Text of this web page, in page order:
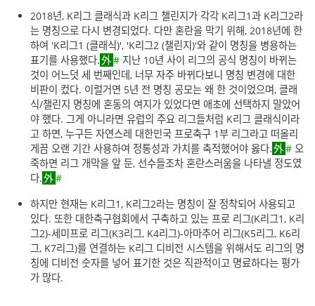
2018년, K리그 클래식과 K리그 챌린지가 각각 K리그1과 K리그2라
는 명칭으로 다시 변경되었다. 다만 혼란을 막기 위해, 2018년에 한
하여 'K리그1 (클래식)', 'K리그2 (챌린지)'와 같이 명칭을 병용하는
표기를 사용했다.
#지난 10년 사이 리그의 공식 명칭이 바뀌는
것이 어느덧 세 번째인데, 너무 자주 바뀌다보니 명칭 변경에 대한
비판이 컸다. 이럴거면 5년 전 명칭 공모는 왜 한 것이었으며, 클래
식/챌린지 명칭에 혼동의 여지가 있었다면 애초에 선택하지 말았어
야 했다. 그게 아니라면 유럽의 주요 리그들처럼 K리그 클래식이라
고 하면, 누구든 자연스레 대한민국 프로축구 1부 리그라고 떠올리
게끔 오랜 기간 사용하여 정통성과 가치를 축적했어야 옳다.
#오
죽하면 리그 개막을 앞 둔, 선수들조차 혼란스러움을 나타낼 정도였
다.
#
하지만 현재는 K리그1, K리그2라는 명칭이 잘 정착되어 사용되고
있다. 또한 대한축구협회에서 구축하고 있는 프로 리그(K리그1, K리
그2)-세미프로 리그(K3리그, K4리그)-아마추어 리그(K5리그, K6리
그, K7리그)를 연결하는 K리그 디비전 시스템을 위해서도 리그의 명
칭에 디비전 숫자를 넣어 표기한 것은 직관적이고 명료하다는 평가
가 많다.